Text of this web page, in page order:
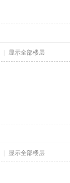
显示全部楼层
显示全部楼层